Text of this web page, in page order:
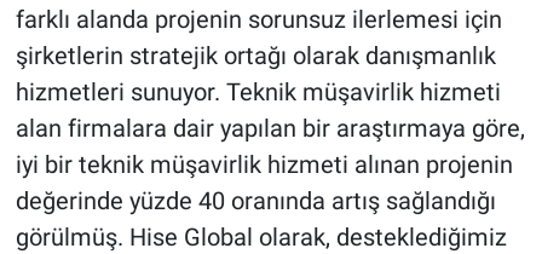
farklı alanda projenin sorunsuz ilerlemesi için
şirketlerin stratejik ortağı olarak danışmanlık
hizmetleri sunuyor. Teknik müşavirlik hizmeti
alan firmalara dair yapılan bir araştırmaya göre,
iyi bir teknik müşavirlik hizmeti alınan projenin
değerinde yüzde 40 oranında artış sağlandığı
görülmüş. Hise Global olarak, desteklediğimiz